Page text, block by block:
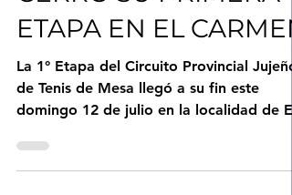
PROVINCIAL JUJEÑO
DE TENIS DE MESA
CERRÓ SU PRIMERA
ETAPA EN EL CARMEN